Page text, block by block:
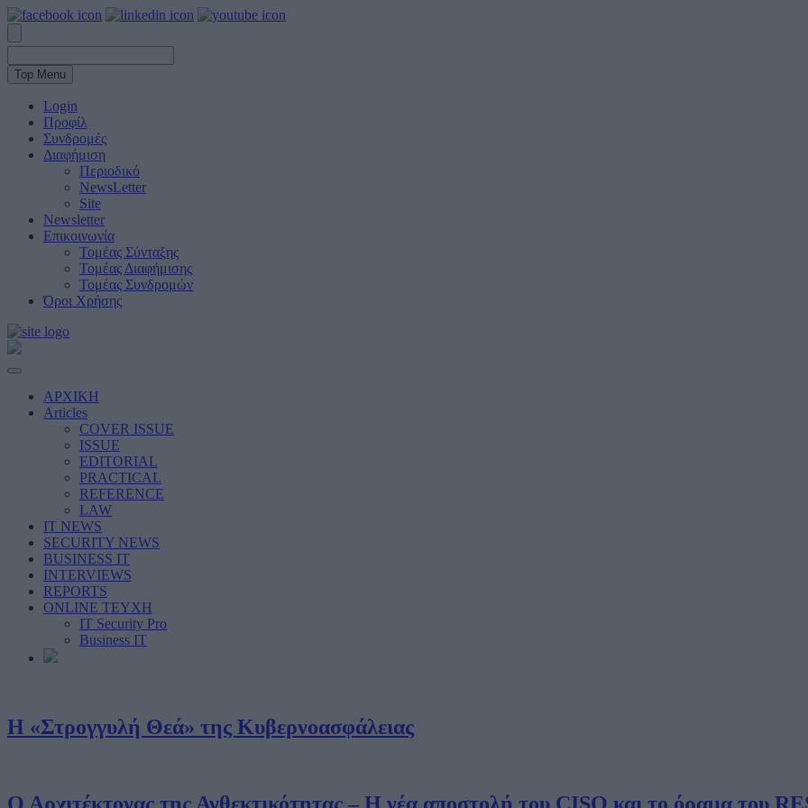
Top Menu
Login
Προφίλ
Συνδρομές
Διαφήμιση
Περιοδικό
NewsLetter
Site
Newsletter
Επικοινωνία
Τομέας Σύνταξης
Τομέας Διαφήμισης
Τομέας Συνδρομών
Όροι Χρήσης
ΑΡΧΙΚΗ
Articles
COVER ISSUE
ISSUE
EDITORIAL
PRACTICAL
REFERENCE
LAW
IT NEWS
SECURITY NEWS
BUSINESS IT
INTERVIEWS
REPORTS
ONLINE ΤΕΥΧΗ
IT Security Pro
Business IT
Η «Στρογγυλή Θεά» της Κυβερνοασφάλειας
Ο Αρχιτέκτονας της Ανθεκτικότητας – Η νέα αποστολή του CISO και το όραμα του